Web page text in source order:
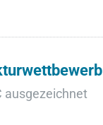
ausgezeichnet